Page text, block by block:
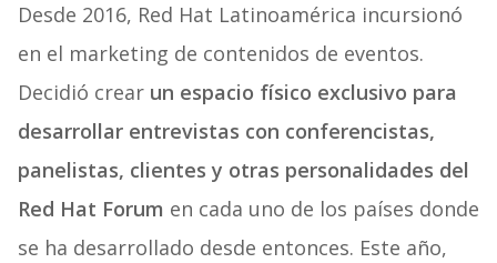
Desde 2016, Red Hat Latinoamérica incursionó
en el marketing de contenidos de eventos.
Decidió crear un espacio físico exclusivo para
desarrollar entrevistas con conferencistas,
panelistas, clientes y otras personalidades del
Red Hat Forum en cada uno de los países donde
se ha desarrollado desde entonces. Este año,